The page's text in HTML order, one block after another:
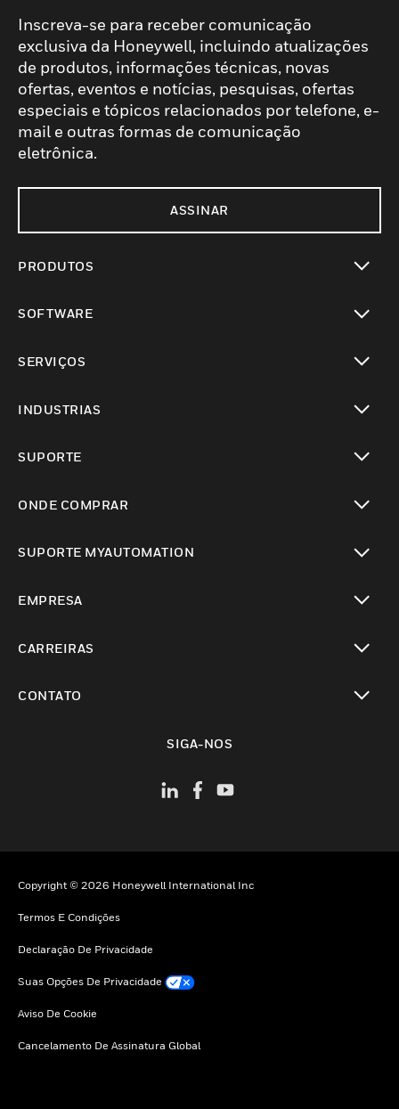
Inscreva-se para receber comunicação
exclusiva da Honeywell, incluindo atualizações
de produtos, informações técnicas, novas
ofertas, eventos e notícias, pesquisas, ofertas
especiais e tópicos relacionados por telefone, e-
mail e outras formas de comunicação
eletrônica.
ASSINAR
PRODUTOS
SOFTWARE
SERVIÇOS
INDUSTRIAS
SUPORTE
ONDE COMPRAR
SUPORTE MYAUTOMATION
EMPRESA
CARREIRAS
CONTATO
SIGA-NOS
Copyright © 2026 Honeywell International Inc
Termos E Condições
Declaração De Privacidade
Suas Opções De Privacidade
Aviso De Cookie
Cancelamento De Assinatura Global